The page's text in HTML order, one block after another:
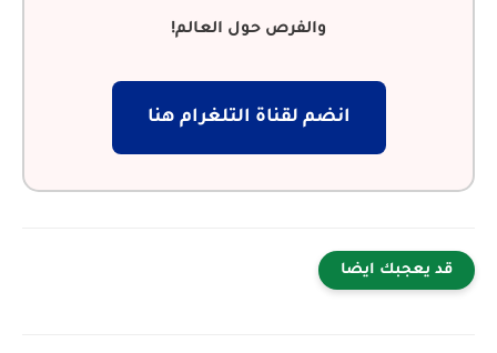
والفرص حول العالم!
انضم لقناة التلغرام هنا
قد يعجبك ايضا